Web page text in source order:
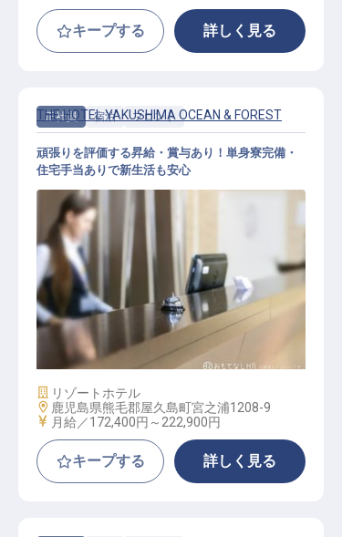
キープする 詳しく見る
正社員 宿泊 フロント
フロント・受付業務
THE HOTEL YAKUSHIMA OCEAN & FOREST
頑張りを評価する昇給・賞与あり！単身寮完備・
住宅手当ありで新生活も安心
施設業態
リゾートホテル
勤務地
鹿児島県熊毛郡屋久島町宮之浦1208-9
給与
月給／172,400円～ 222,900円
キープする 詳しく見る